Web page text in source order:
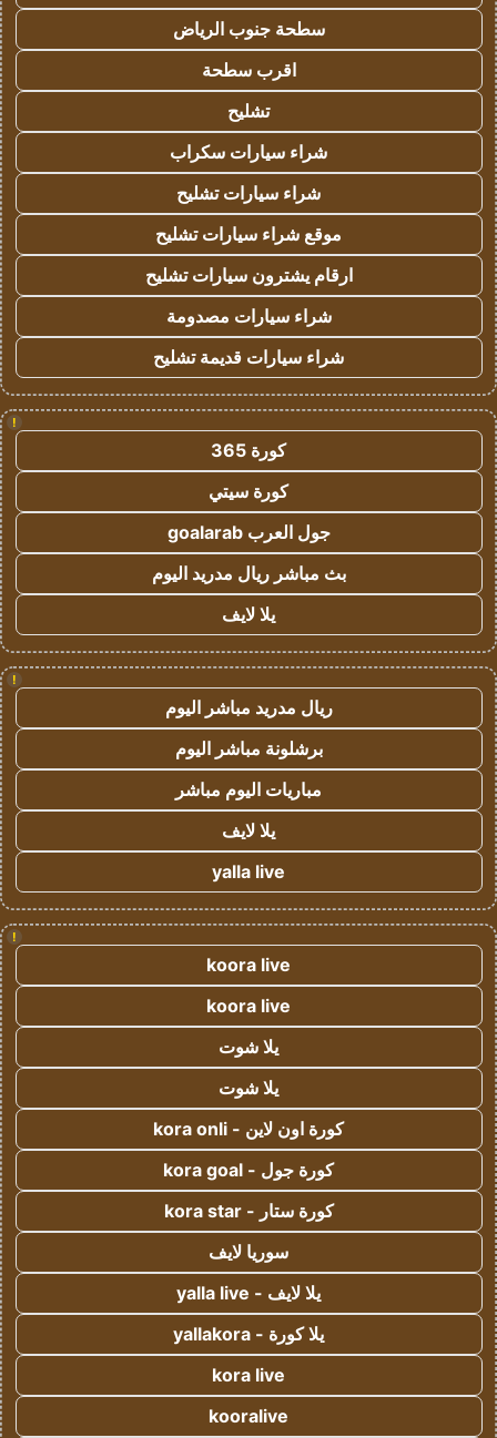
سطحة جنوب الرياض
اقرب سطحة
تشليح
شراء سيارات سكراب
شراء سيارات تشليح
موقع شراء سيارات تشليح
ارقام يشترون سيارات تشليح
شراء سيارات مصدومة
شراء سيارات قديمة تشليح
!
كورة 365
كورة سيتي
جول العرب goalarab
بث مباشر ريال مدريد اليوم
يلا لايف
!
ريال مدريد مباشر اليوم
برشلونة مباشر اليوم
مباريات اليوم مباشر
يلا لايف
yalla live
!
koora live
koora live
يلا شوت
يلا شوت
كورة اون لاين - kora onli
كورة جول - kora goal
كورة ستار - kora star
سوريا لايف
يلا لايف - yalla live
يلا كورة - yallakora
kora live
kooralive